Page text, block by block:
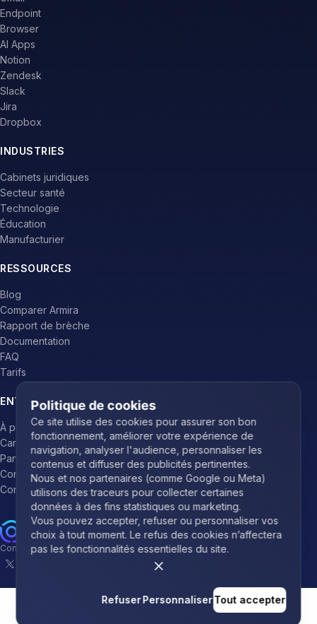
Microsoft Teams
Google Drive
Gmail
Endpoint
Browser
AI Apps
Notion
Zendesk
Jira
INDUSTRIES
Cabinets juridiques
Secteur santé
Éducation
RESSOURCES
Blog
Comparer Armira
Rapport de brèche
Documentation
FAQ
Tarifs
ENTREPRISE
À propos
Carrières
Partenaires
Contact
Connexion
Politique de confidentialitéSécurité
Politique de cookies
Ce site utilise des cookies pour assurer son bon
fonctionnement, améliorer votre expérience de
navigation, analyser l'audience, personnaliser les
contenus et diffuser des publicités pertinentes.
Nous et nos partenaires (comme Google ou Meta)
utilisons des traceurs pour collecter certaines
données à des fins statistiques ou marketing.
Vous pouvez accepter, refuser ou personnaliser vos
choix à tout moment. Le refus des cookies n’affectera
pas les fonctionnalités essentielles du site.
RefuserPersonnaliserTout accepter